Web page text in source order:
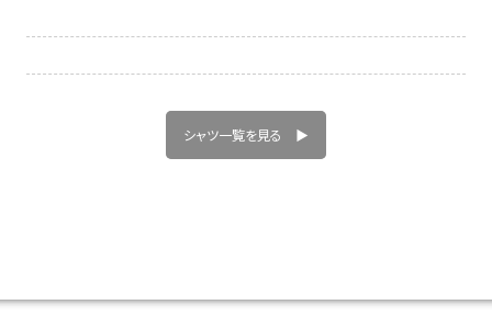
シャツ一覧を見る ▶